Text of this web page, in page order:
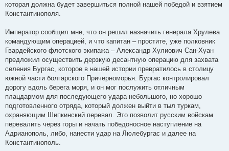
которая должна будет завершиться полной нашей победой и взятием
Константинополя.
Император сообщил мне, что он решил назначить генерала Хрулева
командующим операцией, и что капитан – простите, уже полковник
Гвардейского флотского экипажа – Александр Хулиович Сан-Хуан
предложил осуществить дерзкую десантную операцию для захвата
селения Бургас, которое в нашей истории превратилось в столицу
южной части болгарского Причерноморья. Бургас контролировал
дорогу вдоль берега моря, и он мог послужить отличным
плацдармом для последующего удара небольшого, но хорошо
подготовленного отряда, который должен выйти в тыл туркам,
охраняющим Шипкинский перевал. Это позволит русским войскам
перевалить через горы и начать победоносное наступление на
Адрианополь, либо, нанести удар на Люлебургас и далее на
Константинополь.